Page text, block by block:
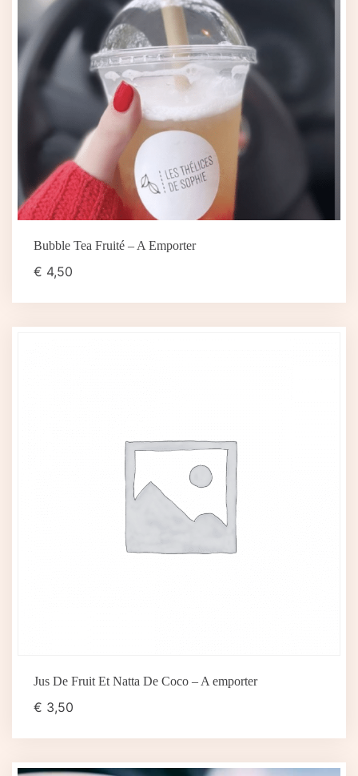
Bubble Tea Fruité – A Emporter
€ 4,50
Jus De Fruit Et Natta De Coco – A emporter
€ 3,50